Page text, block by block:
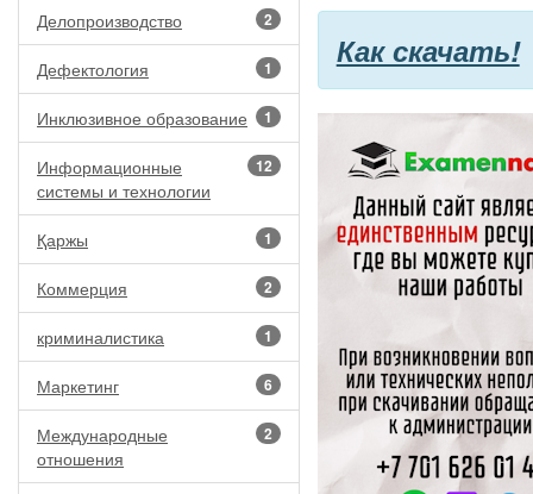
2
Делопроизводство
1
Дефектология
1
Инклюзивное образование
12
Информационные
системы и технологии
1
Қаржы
2
Коммерция
1
криминалистика
6
Маркетинг
2
Международные
отношения
Как скачать!